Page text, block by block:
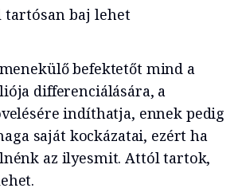
baj lehet
befektetőt mind a
differenciálására, a
indíthatja, ennek pedig
saját kockázatai, ezért ha
az ilyesmit. Attól tartok,